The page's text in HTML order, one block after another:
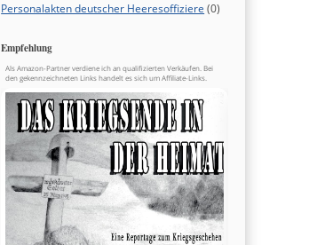
Personalakten deutscher Heeresoffiziere (0)
Empfehlung
Als Amazon-Partner verdiene ich an qualifizierten Verkäufen. Bei
den gekennzeichneten Links handelt es sich um Affiliate-Links.